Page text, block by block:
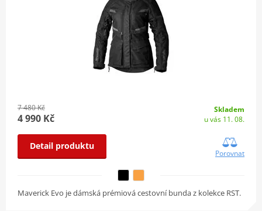
7 480 Kč
4 990 Kč
Skladem
u vás 11. 08.
Detail produktu
Porovnat
Maverick Evo je dámská prémiová cestovní bunda z kolekce RST.